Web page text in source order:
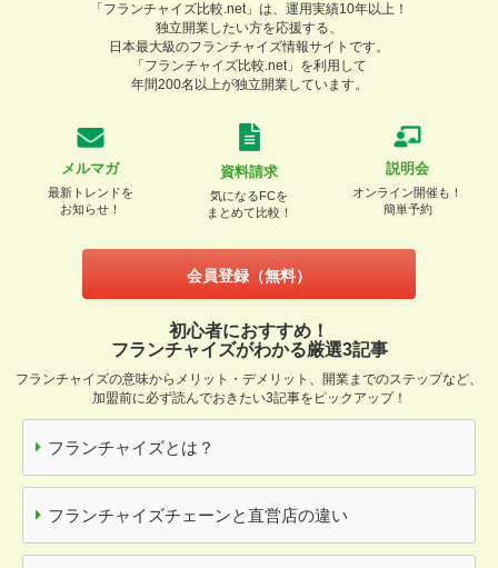
「フランチャイズ比較.net」は、運用実績10年以上！
独立開業したい方を応援する、
日本最大級のフランチャイズ情報サイトです。
「フランチャイズ比較.net」を利用して
年間200名以上が独立開業しています。
メルマガ
最新トレンドを
お知らせ！
資料請求
気になるFCを
まとめて比較！
説明会
オンライン開催も！
簡単予約
会員登録（無料）
初心者におすすめ！
フランチャイズがわかる厳選3記事
フランチャイズの意味からメリット・デメリット、開業までのステップなど、
加盟前に必ず読んでおきたい3記事をピックアップ！
フランチャイズとは？
フランチャイズチェーンと直営店の違い